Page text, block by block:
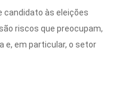
candidato às eleições
riscos que preocupam,
e, em particular, o setor